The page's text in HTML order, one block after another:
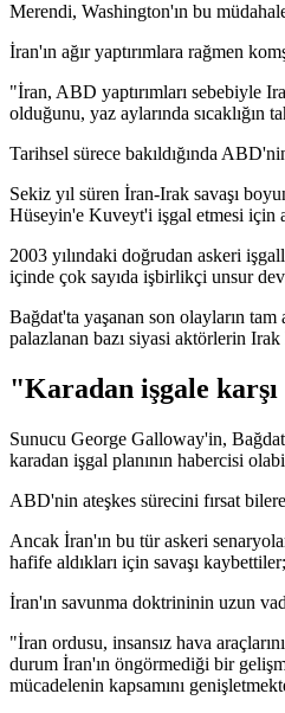
Merendi, Washington'ın bu
İran'ın ağır yaptırımlara rağmen
"İran, ABD yaptırımları sebebiyle
olduğunu, yaz aylarında sıcaklığın
Tarihsel sürece bakıldığında
Sekiz yıl süren İran-Irak savaşı
Hüseyin'e Kuveyt'i işgal etmesi için
2003 yılındaki doğrudan askeri
içinde çok sayıda işbirlikçi unsur
Bağdat'ta yaşanan son olayların
palazlanan bazı siyasi aktörlerin
"Karadan işgale karşı
Sunucu George Galloway'in,
karadan işgal planının habercisi
ABD'nin ateşkes sürecini fırsat
Ancak İran'ın bu tür askeri
hafife aldıkları için savaşı
İran'ın savunma doktrininin uzun
"İran ordusu, insansız hava
durum İran'ın öngörmediği bir
mücadelenin kapsamını